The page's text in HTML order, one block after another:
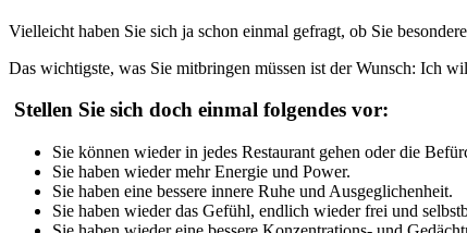
Vielleicht haben Sie sich ja schon einmal gefragt, ob Sie
Das wichtigste, was Sie mitbringen müssen ist der Wunsch: Ich
Stellen Sie sich doch einmal folgendes vor:
Sie können wieder in jedes Restaurant gehen oder die
Sie haben wieder mehr Energie und Power.
Sie haben eine bessere innere Ruhe und Ausgeglichenheit.
Sie haben wieder das Gefühl, endlich wieder frei und